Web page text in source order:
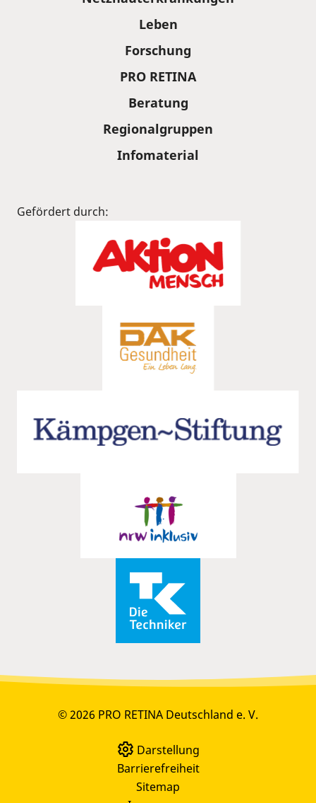
Leben
Forschung
PRO RETINA
Beratung
Regionalgruppen
Infomaterial
Gefördert durch:
© 2026 PRO RETINA Deutschland e. V.
Darstellung
Barrierefreiheit
Sitemap